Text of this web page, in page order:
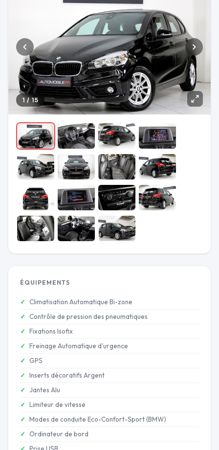
1 / 15
ÉQUIPEMENTS
Climatisation Automatique Bi-zone
Contrôle de pression des pneumatiques
Fixations Isofix
Freinage Automatique d'urgence
GPS
Inserts décoratifs Argent
Jantes Alu
Limiteur de vitesse
Modes de conduite Eco-Confort-Sport (BMW)
Ordinateur de bord
Prise USB